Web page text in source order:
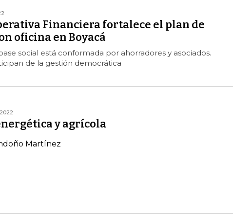
Financiera fortalece el plan de
oficina en Boyacá
social está conformada por ahorradores y asociados.
de la gestión democrática
y agrícola
Martínez